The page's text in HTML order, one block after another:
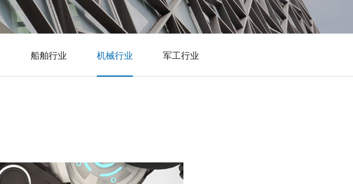
船舶行业 机械行业 军工行业